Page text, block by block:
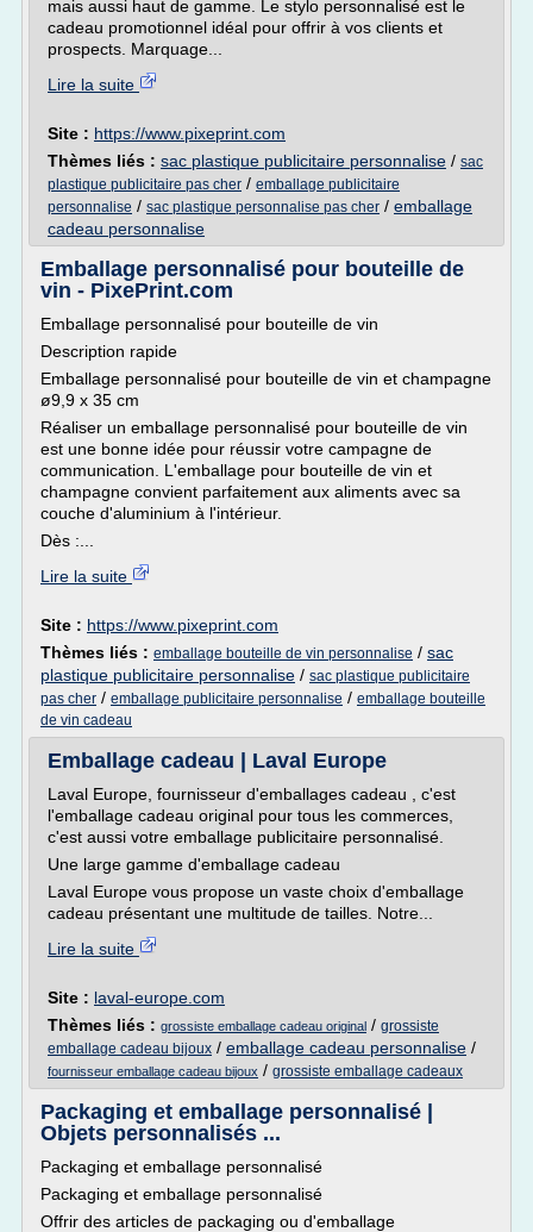
mais aussi haut de gamme. Le stylo personnalisé est le
cadeau promotionnel idéal pour offrir à vos clients et
prospects. Marquage...
Lire la suite
Site : https://www.pixeprint.com
Thèmes liés : sac plastique publicitaire personnalise / sac
plastique publicitaire pas cher / emballage publicitaire
personnalise / sac plastique personnalise pas cher / emballage
cadeau personnalise
Emballage personnalisé pour bouteille de
vin - PixePrint.com
Emballage personnalisé pour bouteille de vin
Description rapide
Emballage personnalisé pour bouteille de vin et champagne
ø9,9 x 35 cm
Réaliser un emballage personnalisé pour bouteille de vin
est une bonne idée pour réussir votre campagne de
communication. L'emballage pour bouteille de vin et
champagne convient parfaitement aux aliments avec sa
couche d'aluminium à l'intérieur.
Dès :...
Lire la suite
Site : https://www.pixeprint.com
Thèmes liés : emballage bouteille de vin personnalise / sac
plastique publicitaire personnalise / sac plastique publicitaire
pas cher / emballage publicitaire personnalise / emballage bouteille
de vin cadeau
Emballage cadeau | Laval Europe
Laval Europe, fournisseur d'emballages cadeau , c'est
l'emballage cadeau original pour tous les commerces,
c'est aussi votre emballage publicitaire personnalisé.
Une large gamme d'emballage cadeau
Laval Europe vous propose un vaste choix d'emballage
cadeau présentant une multitude de tailles. Notre...
Lire la suite
Site : laval-europe.com
Thèmes liés : grossiste emballage cadeau original / grossiste
emballage cadeau bijoux / emballage cadeau personnalise /
fournisseur emballage cadeau bijoux / grossiste emballage cadeaux
Packaging et emballage personnalisé |
Objets personnalisés ...
Packaging et emballage personnalisé
Packaging et emballage personnalisé
Offrir des articles de packaging ou d'emballage